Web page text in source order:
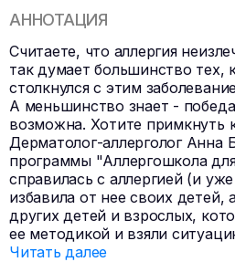
АННОТАЦИЯ
Считаете, что аллергия
так думает большинство тех,
столкнулся с этим
А меньшинство знает -
возможна. Хотите примкнуть
Дерматолог-аллерголог Анна
программы "Аллергошкола
справилась с аллергией (и
избавила от нее своих
других детей и взрослых,
ее методикой и взяли
Читать далее